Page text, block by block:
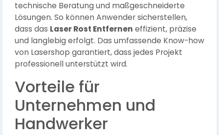
technische Beratung und maßgeschneiderte
Lösungen. So können Anwender sicherstellen,
dass das Laser Rost Entfernen effizient, präzise
und langlebig erfolgt. Das umfassende Know-how
von Lasershop garantiert, dass jedes Projekt
professionell unterstützt wird.
Vorteile für
Unternehmen und
Handwerker